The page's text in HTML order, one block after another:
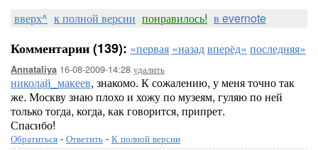
вверх^ к полной версии понравилось! в evernote
Комментарии (139): «первая «назадвперёд» последняя»
Annataliya 16-08-2009-14:28 удалить
николай_макеев, знакомо. К сожалению, у меня точно так
же. Москву знаю плохо и хожу по музеям, гуляю по ней
только тогда, когда, как говорится, припрет.
Спасибо!
Обратиться - Ответить - К полной версии